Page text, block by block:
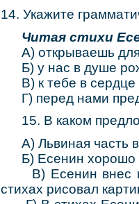
14. Укажите
Читая стихи
A) открываешь для
Б) у нас в душе
В) к тебе в сердце
Г) перед нами
15. В каком
A) Львиная часть
Б) Есенин хорошо
В) Есенин внес
стихах рисовал